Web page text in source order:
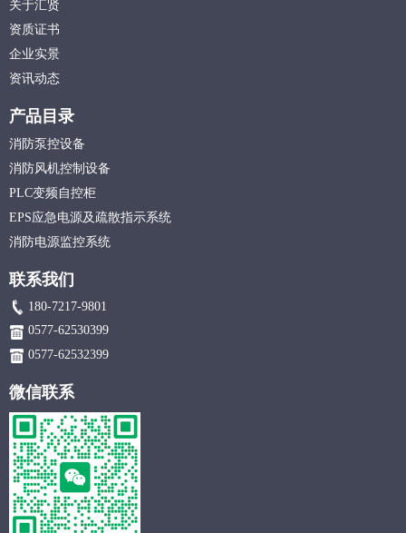
关于汇贤
资质证书
企业实景
资讯动态
产品目录
消防泵控设备
消防风机控制设备
PLC变频自控柜
EPS应急电源及疏散指示系统
消防电源监控系统
联系我们
180-7217-9801
0577-62530399
0577-62532399
微信联系